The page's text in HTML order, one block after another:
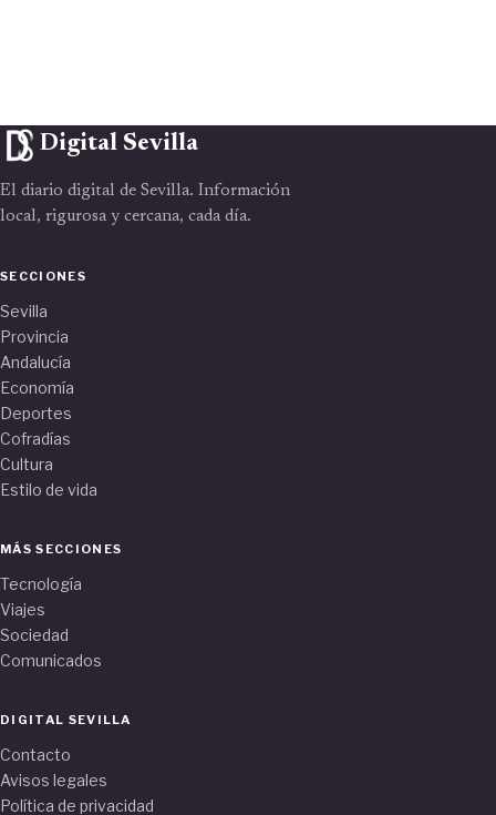
Digital Sevilla
El diario digital de Sevilla. Información
local, rigurosa y cercana, cada día.
SECCIONES
Sevilla
Provincia
Andalucía
Economía
Deportes
Cofradías
Cultura
Estilo de vida
MÁS SECCIONES
Tecnología
Viajes
Sociedad
Comunicados
DIGITAL SEVILLA
Contacto
Avisos legales
Política de privacidad